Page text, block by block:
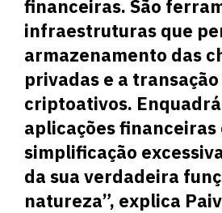
financeiras. São
infraestruturas que
armazenamento das
privadas e a transação
criptoativos.
aplicações financeiras
simplificação
da sua verdadeira
natureza”, explica